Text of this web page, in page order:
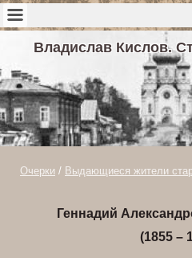
Владислав Кислов.
Очерки / Выдающиеся жители
Геннадий
(1855 –